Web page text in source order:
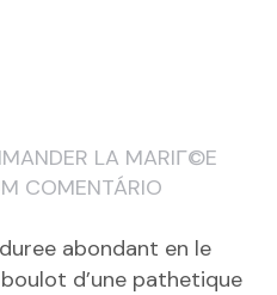
LA MARIГ©E
COMENTÁRIO
abondant en le
d’une pathetique